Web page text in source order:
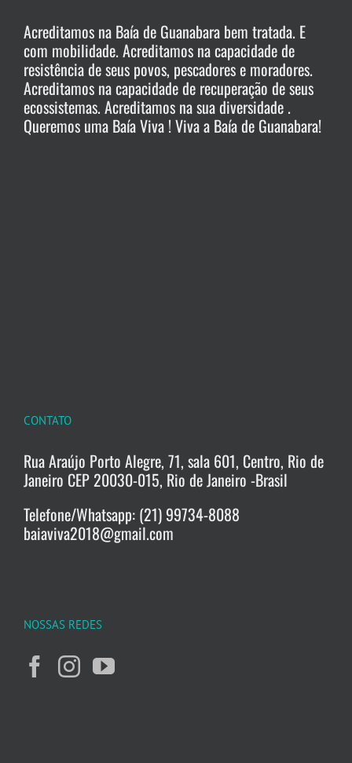
Acreditamos na Baía de Guanabara bem tratada. E
com mobilidade. Acreditamos na capacidade de
resistência de seus povos, pescadores e moradores.
Acreditamos na capacidade de recuperação de seus
ecossistemas. Acreditamos na sua diversidade .
Queremos uma Baía Viva ! Viva a Baía de Guanabara!
CONTATO
Rua Araújo Porto Alegre, 71, sala 601, Centro, Rio de
Janeiro CEP 20030-015, Rio de Janeiro -Brasil
Telefone/Whatsapp: (21) 99734-8088
baiaviva2018@gmail.com
NOSSAS REDES